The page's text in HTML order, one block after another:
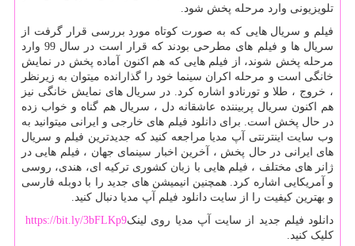
تلویزیونی وارد مرحله پخش شود.
فیلم و سریال هایی که به صورت کوتاه مورد بررسی قرار گرفت از
سریال ها و فیلم های مطرحی بودند که قرار است در سال 99 وارد
مرحله پخش شوند، از فیلم هایی که هم اکنون آماده پخش در نمایش
خانگی است و مرحله اکران سینما خود را گذارانده میتوان به زیرنظر
، خروج ، طلا و تورنادو اشاره کرد. در سریال های نمایش خانگی نیز
هم اکنون سریال پربیننده عاشقانه دل ، سریال هم گناه و خواب زده
در حال پخش است. برای دانلود فیلم های خارجی و ایرانی میتوانید به
وب سایت اینترنتی آپ مدیا مراجعه کنید که جدیدترین فیلم و سریال
های ایرانی در حال پخش ، آخرین اخبار سینمای جهان ، فیلم هایی در
ژانر های مختلف ، فیلم هایی با زبان کشوری ترکیه ای، هندی، روسی
و آمریکایی اشاره کرد. همچنین انیمیشن های جدید را با دوبله فارسی
و بهترین کیفیت را از سایت دانلود فیلم آپ مدیا دنبال کنید.
دانلود فیلم جدید از سایت آپ مدیا روی لینکhttps://bit.ly/3bFLKp9
کلیک کنید.